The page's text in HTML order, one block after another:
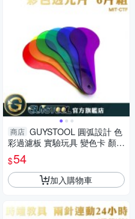
商店 GUYSTOOL 圓弧設計 色
彩過濾板 實驗玩具 變色卡 顏色
疊加 三原色教具 MIT-CTF 防
滑紋理
$54
加入購物車